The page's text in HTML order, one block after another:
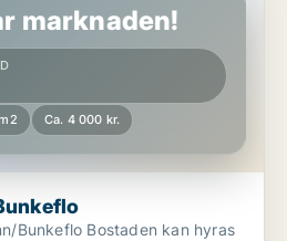
marknaden!
Ca. 4 000 kr.
kan hyras